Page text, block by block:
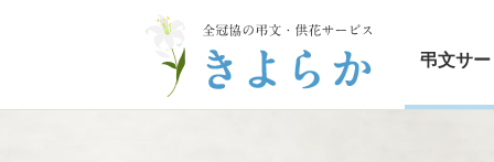
弔文サ